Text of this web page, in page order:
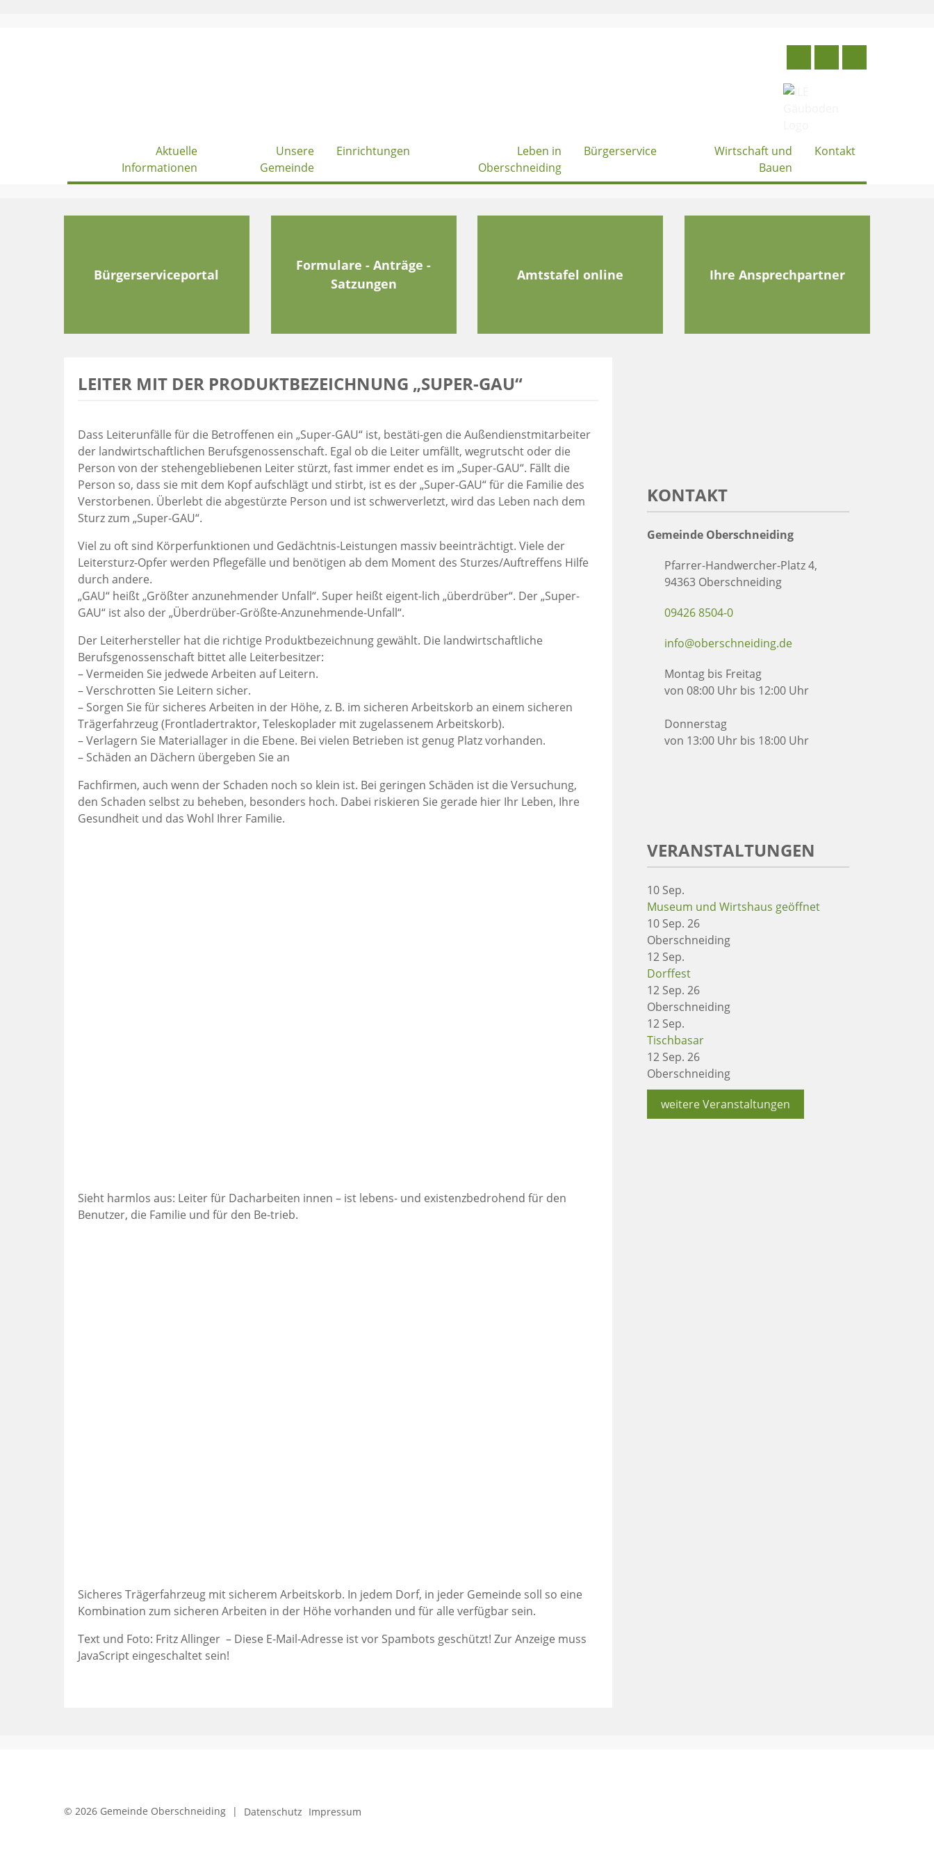
Aktuelle
Informationen
Unsere
Gemeinde
Einrichtungen
Leben in
Oberschneiding
Bürgerservice
Wirtschaft und
Bauen
Kontakt
Bürgerserviceportal
Formulare - Anträge -
Satzungen
Amtstafel online Ihre Ansprechpartner
LEITER MIT DER PRODUKTBEZEICHNUNG „SUPER-GAU“
Dass Leiterunfälle für die Betroffenen ein „Super-GAU“ ist, bestäti-gen die Außendienstmitarbeiter
der landwirtschaftlichen Berufsgenossenschaft. Egal ob die Leiter umfällt, wegrutscht oder die
Person von der stehengebliebenen Leiter stürzt, fast immer endet es im „Super-GAU“. Fällt die
Person so, dass sie mit dem Kopf aufschlägt und stirbt, ist es der „Super-GAU“ für die Familie des
Verstorbenen. Überlebt die abgestürzte Person und ist schwerverletzt, wird das Leben nach dem
Sturz zum „Super-GAU“.
Viel zu oft sind Körperfunktionen und Gedächtnis-Leistungen massiv beeinträchtigt. Viele der
Leitersturz-Opfer werden Pflegefälle und benötigen ab dem Moment des Sturzes/Auftreffens Hilfe
durch andere.
„GAU“ heißt „Größter anzunehmender Unfall“. Super heißt eigent-lich „überdrüber“. Der „Super-
GAU“ ist also der „Überdrüber-Größte-Anzunehmende-Unfall“.
Der Leiterhersteller hat die richtige Produktbezeichnung gewählt. Die landwirtschaftliche
Berufsgenossenschaft bittet alle Leiterbesitzer:
– Vermeiden Sie jedwede Arbeiten auf Leitern.
– Verschrotten Sie Leitern sicher.
– Sorgen Sie für sicheres Arbeiten in der Höhe, z. B. im sicheren Arbeitskorb an einem sicheren
Trägerfahrzeug (Frontladertraktor, Teleskoplader mit zugelassenem Arbeitskorb).
– Verlagern Sie Materiallager in die Ebene. Bei vielen Betrieben ist genug Platz vorhanden.
– Schäden an Dächern übergeben Sie an
Fachfirmen, auch wenn der Schaden noch so klein ist. Bei geringen Schäden ist die Versuchung,
den Schaden selbst zu beheben, besonders hoch. Dabei riskieren Sie gerade hier Ihr Leben, Ihre
Gesundheit und das Wohl Ihrer Familie.
Sieht harmlos aus: Leiter für Dacharbeiten innen – ist lebens- und existenzbedrohend für den
Benutzer, die Familie und für den Be-trieb.
Sicheres Trägerfahrzeug mit sicherem Arbeitskorb. In jedem Dorf, in jeder Gemeinde soll so eine
Kombination zum sicheren Arbeiten in der Höhe vorhanden und für alle verfügbar sein.
Text und Foto: Fritz Allinger – Diese E-Mail-Adresse ist vor Spambots geschützt! Zur Anzeige muss
JavaScript eingeschaltet sein!
KONTAKT
Gemeinde Oberschneiding
Pfarrer-Handwercher-Platz 4,
94363 Oberschneiding
09426 8504-0
info@oberschneiding.de
Montag bis Freitag
von 08:00 Uhr bis 12:00 Uhr
Donnerstag
von 13:00 Uhr bis 18:00 Uhr
VERANSTALTUNGEN
10 Sep.
Museum und Wirtshaus geöffnet
10 Sep. 26
Oberschneiding
12 Sep.
Dorffest
12 Sep. 26
Oberschneiding
12 Sep.
Tischbasar
12 Sep. 26
Oberschneiding
weitere Veranstaltungen
© 2026 Gemeinde Oberschneiding | Datenschutz Impressum